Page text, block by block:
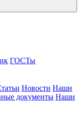
ГОСТы
Новости Наши
документы Наши